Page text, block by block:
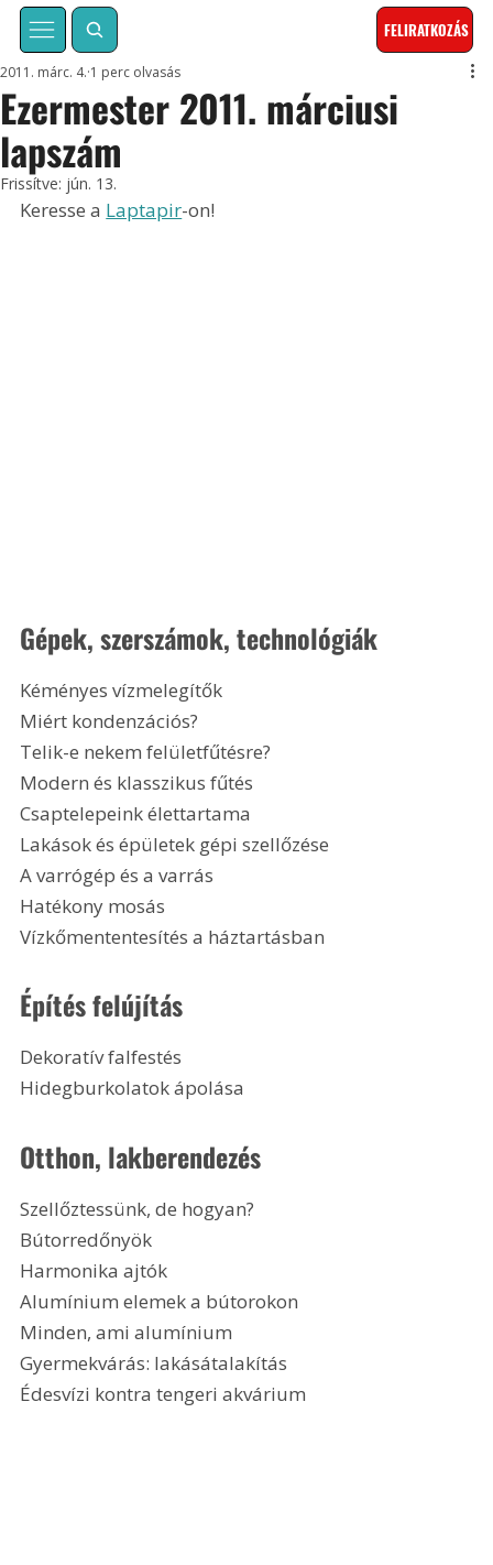
FELIRATKOZÁS
Ezermester 2011. márciusi
lapszám
2011. márc. 4. 1 perc olvasás
Frissítve: jún. 13.
Keresse a Laptapir-on!
Gépek, szerszámok, technológiák
Kéményes vízmelegítők
Miért kondenzációs?
Telik-e nekem felületfűtésre?
Modern és klasszikus fűtés
Csaptelepeink élettartama
Lakások és épületek gépi szellőzése
A varrógép és a varrás
Hatékony mosás
Vízkőmententesítés a háztartásban
Építés felújítás
Dekoratív falfestés
Hidegburkolatok ápolása
Otthon, lakberendezés
Szellőztessünk, de hogyan?
Bútorredőnyök
Harmonika ajtók
Alumínium elemek a bútorokon
Minden, ami alumínium
Gyermekvárás: lakásátalakítás
Édesvízi kontra tengeri akvárium